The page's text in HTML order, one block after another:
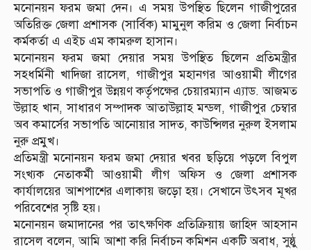
মনোনয়ন ফরম জমা দেন। এ সময় উপস্থিত ছিলেন গাজীপুরের
অতিরিক্ত জেলা প্রশাসক (সার্বিক) মামুনুল করিম ও জেলা নির্বাচন
কর্মকর্তা এ এইচ এম কামরুল হাসান।
মনোনয়ন ফরম জমা দেয়ার সময় উপস্থিত ছিলেন প্রতিমন্ত্রীর
সহধর্মিনী খাদিজা রাসেল, গাজীপুর মহানগর আওয়ামী লীগের
সভাপতি ও গাজীপুর উন্নয়ণ কর্তৃপক্ষের চেয়ারম্যান এ্যাড. আজমত
উল্লাহ খান, সাধারণ সম্পাদক আতাউল্লাহ মন্ডল, গাজীপুর চেম্বার
অব কমার্সের সভাপতি আনোয়ার সাদত, কাউন্সিলর নুরুল ইসলাম
নুরু প্রমুখ।
প্রতিমন্ত্রী মনোনয়ন ফরম জমা দেয়ার খবর ছড়িয়ে পড়লে বিপুল
সংখ্যক নেতাকর্মী আওয়ামী লীগ অফিস ও জেলা প্রশাসক
কার্যালয়ের আশপাশের এলাকায় জড়ো হয়। সেখানে উৎসব মূখর
পরিবেশের সৃষ্টি হয়।
মনোনয়ন জমাদানের পর তাৎক্ষণিক প্রতিক্রিয়ায় জাহিদ আহসান
রাসেল বলেন, আমি আশা করি নির্বাচন কমিশন একটি অবাধ, সুষ্ঠু